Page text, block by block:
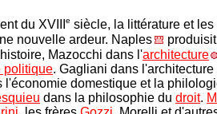
du XVIII e siècle, la littérature et
nouvelle ardeur. Naples
Mazocchi dans l'architecture
politique. Gagliani dans l'architecture
l'économie domestique et la
dans la philosophie du droit.